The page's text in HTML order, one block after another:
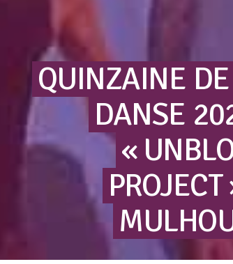
QUINZAINE DE
DANSE
«
PROJECT